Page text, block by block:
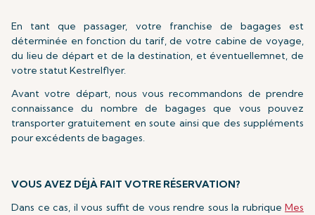
En tant que passager, votre franchise de bagages est
déterminée en fonction du tarif, de votre cabine de voyage,
du lieu de départ et de la destination, et éventuellemnet, de
votre statut Kestrelflyer.
Avant votre départ, nous vous recommandons de prendre
connaissance du nombre de bagages que vous pouvez
transporter gratuitement en soute ainsi que des suppléments
pour excédents de bagages.
VOUS AVEZ DÉJÀ FAIT VOTRE RÉSERVATION?
Dans ce cas, il vous suffit de vous rendre sous la rubrique Mes